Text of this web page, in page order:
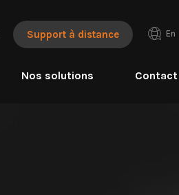
Support à distance En
Nos solutions Contact